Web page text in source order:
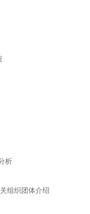
析
组织团体介绍